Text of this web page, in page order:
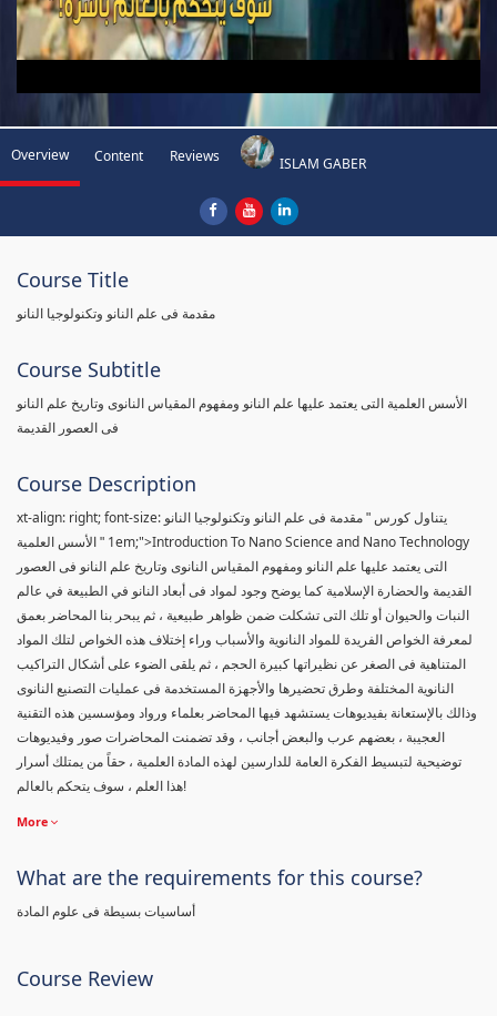
Overview Content Reviews ISLAM GABER
Course Title
مقدمة فى علم النانو وتكنولوجيا النانو
Course Subtitle
الأسس العلمية التى يعتمد عليها علم النانو ومفهوم المقياس النانوى وتاريخ علم النانو
فى العصور القديمة
Course Description
يتناول كورس " مقدمة فى علم النانو وتكنولوجيا النانو xt-align: right; font-size:
1em;">Introduction To Nano Science and Nano Technology " الأسس العلمية
التى يعتمد عليها علم النانو ومفهوم المقياس النانوى وتاريخ علم النانو فى العصور
القديمة والحضارة الإسلامية كما يوضح وجود لمواد فى أبعاد النانو في الطبيعة في عالم
النبات والحيوان أو تلك التى تشكلت ضمن ظواهر طبيعية ، ثم يبحر بنا المحاضر بعمق
لمعرفة الخواص الفريدة للمواد النانوية والأسباب وراء إختلاف هذه الخواص لتلك المواد
المتناهية فى الصغر عن نظيراتها كبيرة الحجم ، ثم يلقى الضوء على أشكال التراكيب
النانوية المختلفة وطرق تحضيرها والأجهزة المستخدمة فى عمليات التصنيع النانوى
وذالك بالإستعانة بفيديوهات يستشهد فيها المحاضر بعلماء ورواد ومؤسسين هذه التقنية
العجيبة ، بعضهم عرب والبعض أجانب ، وقد تضمنت المحاضرات صور وفيديوهات
توضيحية لتبسيط الفكرة العامة للدارسين لهذه المادة العلمية ، حقاً من يمتلك أسرار
هذا العلم ، سوف يتحكم بالعالم!
More
What are the requirements for this course?
أساسيات بسيطة فى علوم المادة
Course Review